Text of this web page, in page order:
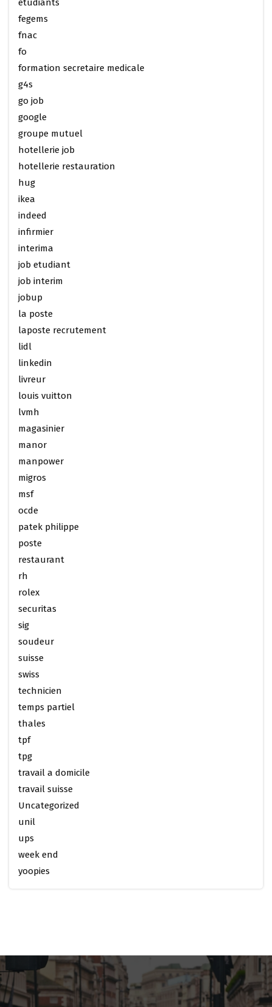
etudiants
fegems
fnac
fo
formation secretaire medicale
g4s
go job
google
groupe mutuel
hotellerie job
hotellerie restauration
hug
ikea
indeed
infirmier
interima
job etudiant
job interim
jobup
la poste
laposte recrutement
lidl
linkedin
livreur
louis vuitton
lvmh
magasinier
manor
manpower
migros
msf
ocde
patek philippe
poste
restaurant
rh
rolex
securitas
sig
soudeur
suisse
swiss
technicien
temps partiel
thales
tpf
tpg
travail a domicile
travail suisse
Uncategorized
unil
ups
week end
yoopies